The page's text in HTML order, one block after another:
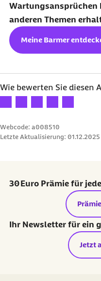
anderen Themen
Meine Barmer
Wie bewerten Sie diesen
Ihre Bewertung: 1 Stern
Ihre Bewertung: 2 Sterne
Ihre Bewertung: 3
Ihre Bewertung:
Ihre
Webcode: a008510
Letzte Aktualisierung: 01.12.2025
30 Euro Prämie für
Ihr Newsletter für ein
Jetzt